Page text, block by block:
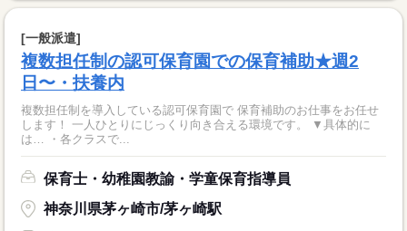
[一般派遣]
複数担任制の認可保育園での保育補助★週2
日〜・扶養内
複数担任制を導入している認可保育園で 保育補助のお仕事をお任せ
します！ 一人ひとりにじっくり向き合える環境です。 ▼具体的に
は… ・各クラスで...
保育士・幼稚園教諭・学童保育指導員
神奈川県茅ヶ崎市/茅ヶ崎駅